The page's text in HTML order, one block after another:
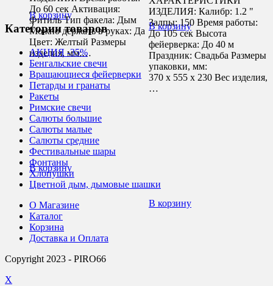
В корзину
2
В корзину
До 60 сек Активация:
Фитиль Тип факела: Дым
Можно держать в руках: Да
Цвет: Желтый Размеры
изделия, мм:…
В корзину
ИЗДЕЛИЯ: Калибр: 1.2 "
Залпы: 150 Время работы:
До 105 сек Высота
фейерверка: До 40 м
Праздник: Свадьба Размеры
упаковки, мм:
370 х 555 х 230 Вес изделия,
…
В корзину
Категории товаров
АКЦИЯ -35%
Бенгальские свечи
Вращающиеся фейерверки
Петарды и гранаты
Ракеты
Римские свечи
Салюты большие
Салюты малые
Салюты средние
Фестивальные шары
Фонтаны
Хлопушки
Цветной дым, дымовые шашки
О Магазине
Каталог
Корзина
Доставка и Оплата
Copyright 2023 - PIRO66
X